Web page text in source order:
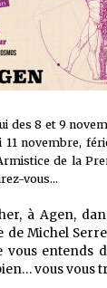
des 8 et 9
novembre,
de la
vous...
à Agen,
de Michel
vous entends
vous vous